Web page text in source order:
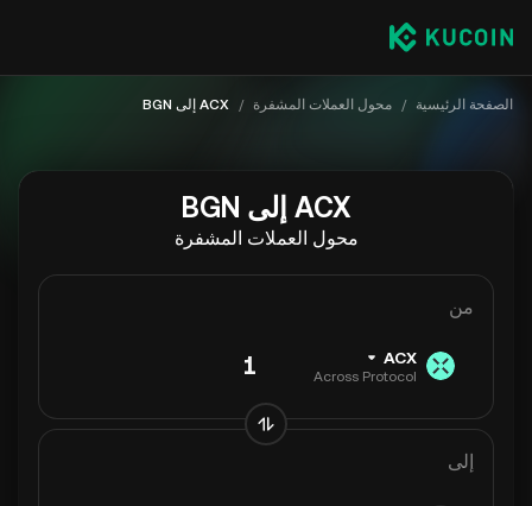
الصفحة الرئيسية / محول العملات المشفرة / ACX إلى BGN
ACX إلى BGN
محول العملات المشفرة
من
ACX
Across Protocol
إلى